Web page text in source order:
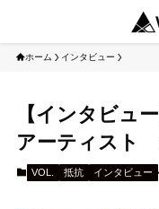
ホーム インタビュー
【インタビュ
アーティスト
VOL. 抵抗 インタビュー